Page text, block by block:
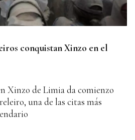
conquistan Xinzo en el
Xinzo de Limia da comienzo
una de las citas más